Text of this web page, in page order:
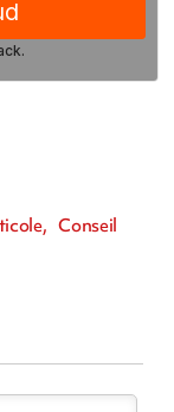
Conseil